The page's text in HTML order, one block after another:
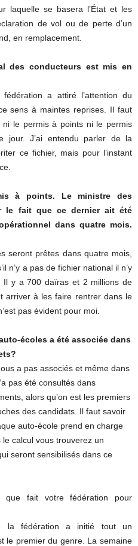
laquelle se basera l’État et les
de vol ou de perte d’un
en remplacement.
des conducteurs est mis en
a attiré l’attention du
sens à maintes reprises. Il faut
le permis à points ni le permis
jour. J’ai entendu parler de la
ce fichier, mais pour l’instant
à points. Le ministre des
le fait que ce dernier ait été
dans quatre mois.
seront prêtes dans quatre mois,
n’y a pas de fichier national il n’y
Il y a 700 daïras et 2 millions de
arriver à les faire rentrer dans le
pas évident pour moi.
écoles a été associée dans
a pas associés et même dans
pas été consultés dans
alors qu’on est les premiers
des candidats. Il faut savoir
auto-école prend en charge
calcul vous trouverez un
seront sensibilisés dans ce
que fait votre fédération pour
la fédération a initié tout un
le premier du genre. La semaine